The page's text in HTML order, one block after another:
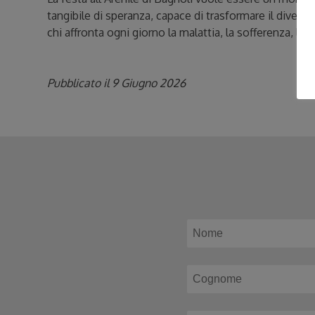
tangibile di speranza, capace di trasformare il
chi affronta ogni giorno la malattia, la sofferenza, la
Pubblicato il 9 Giugno 2026